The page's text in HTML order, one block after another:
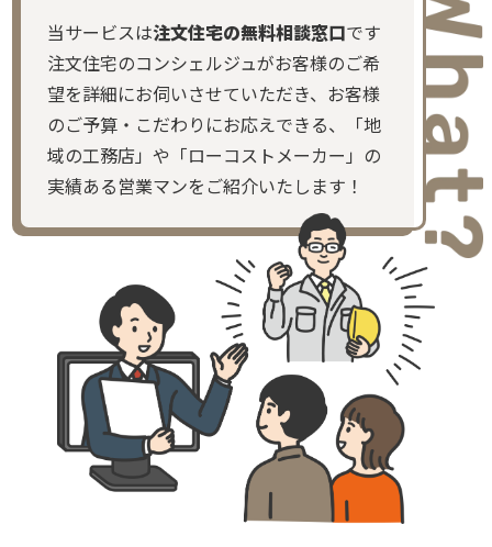
当サービスは注文住宅の無料相談窓口です
注文住宅のコンシェルジュがお客様のご希
望を詳細にお伺いさせていただき、お客様
のご予算・こだわりにお応えできる、「地
域の工務店」や「ローコストメーカー」の
実績ある営業マンをご紹介いたします！